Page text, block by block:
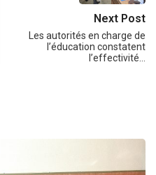
Next Post
Les autorités en charge de
l’éducation constatent
l’effectivité…